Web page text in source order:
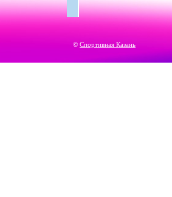
© Спортивная Казань